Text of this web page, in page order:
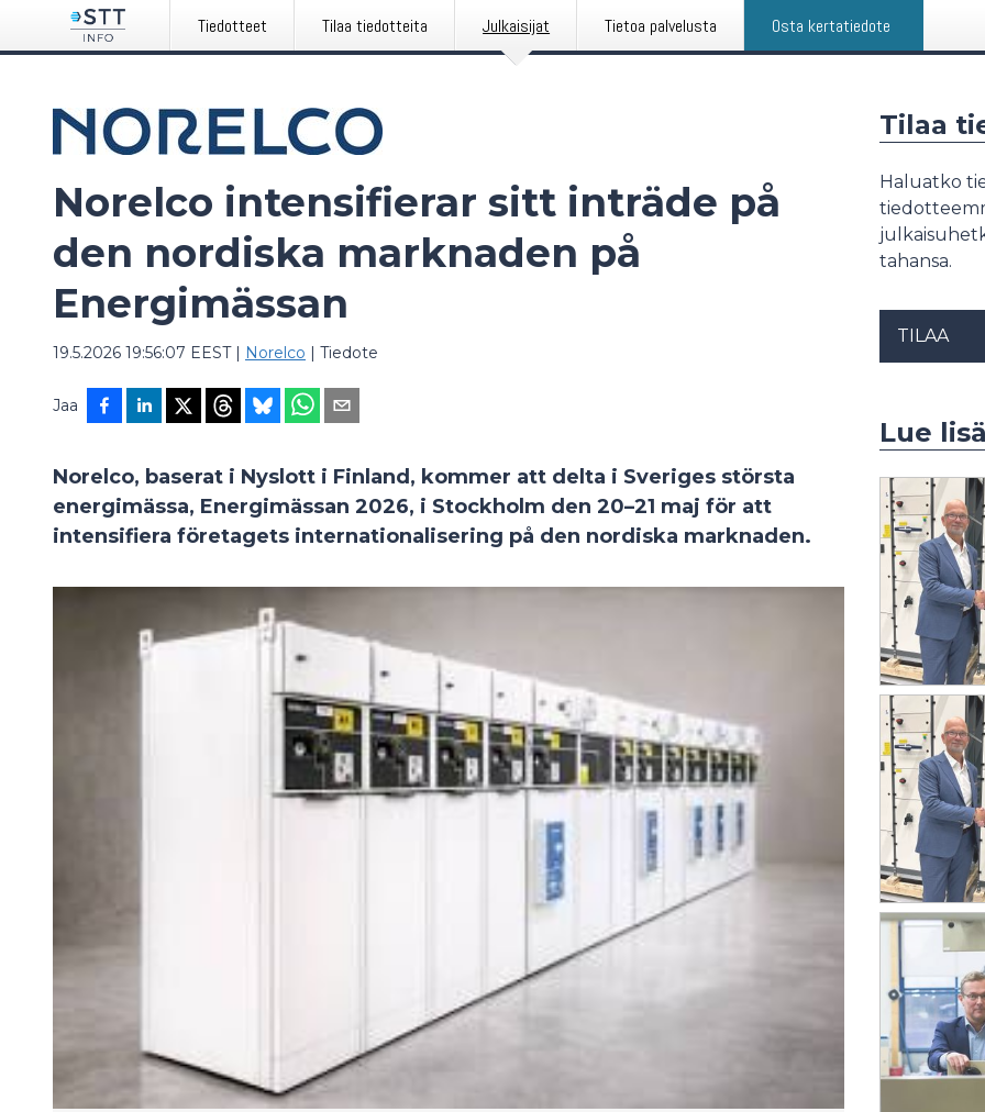
Tiedotteet Tilaa tiedotteita Julkaisijat Tietoa palvelusta Osta kertatiedote
Norelco intensifierar sitt inträde på
den nordiska marknaden på
Energimässan
19.5.2026 19:56:07 EEST| Norelco | Tiedote
Jaa
Norelco, baserat i Nyslott i Finland, kommer att delta i Sveriges största
energimässa, Energimässan 2026, i Stockholm den 20–21 maj för att
intensifiera företagets internationalisering på den nordiska marknaden.
Tilaa
Haluatko
tahansa.
TILAA
Lue